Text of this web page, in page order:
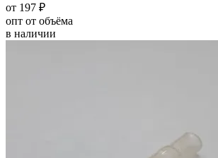
от 197 ₽
опт от объёма
в наличии